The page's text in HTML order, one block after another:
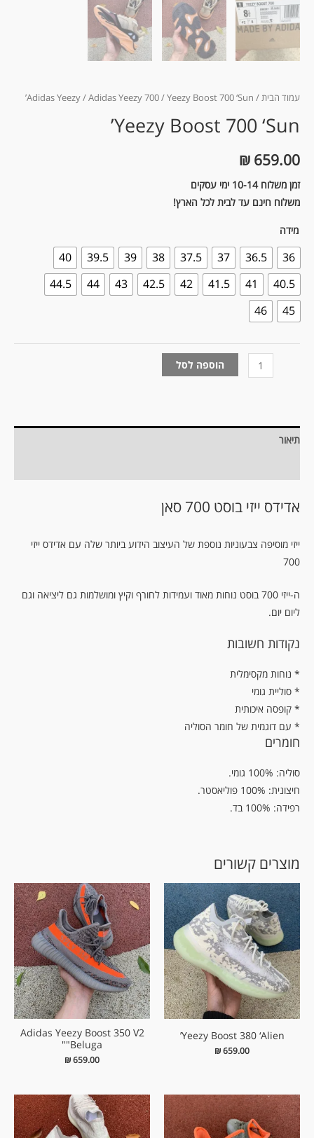
עמוד הבית/
Adidas Yeezy/Adidas Yeezy 700/ Yeezy Boost 700 ‘Sun’
Yeezy Boost 700 ‘Sun’
₪ 659.00
זמן משלוח 10-14 ימי עסקים
משלוח חינם עד לבית לכל הארץ!
מידה
36
36.5
37
37.5
38
39
39.5
40
40.5
41
41.5
42
42.5
43
44
44.5
45
46
הוספה לסל
תיאור
אדידס ייזי בוסט 700 סאן
ייזי מוסיפה צבעוניות נוספת של העיצוב הידוע ביותר שלה עם אדידס ייזי
700
ה-ייזי 700 בוסט נוחות מאוד ועמידות לחורף וקיץ ומושלמות גם ליציאה וגם
ליום יום.
נקודות חשובות
נוחות מקסימלית *
* סוליית גומי
* קופסה איכותית
* עם דוגמית של חומר הסוליה
חומרים
סוליה: 100% גומי.
חיצונית: 100% פוליאסטר.
רפידה: 100% בד.
מוצרים קשורים
Yeezy Boost 380 ‘Alien’
₪659.00
Adidas Yeezy Boost 350 V2
"Beluga"
₪659.00